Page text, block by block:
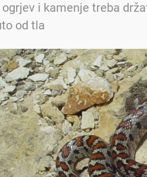
ogrjev i kamenje treba
od tla